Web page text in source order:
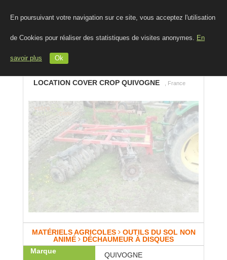
En poursuivant votre navigation sur ce site, vous acceptez l'utilisation
de Cookies pour réaliser des statistiques de visites anonymes. En
savoir plus Ok
LOCATION COVER CROP QUIVOGNE , France
MATÉRIELS AGRICOLES OUTILS DU SOL NON
ANIMÉ
DÉCHAUMEUR À DISQUES
Marque
QUIVOGNE